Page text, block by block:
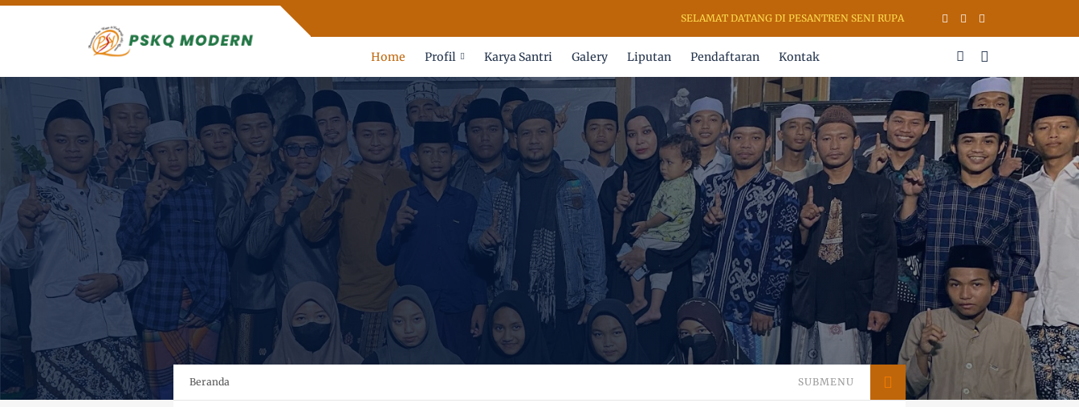
SELAMAT DATANG DI PESANTREN SENI RUPA & KALIGRAFI AL QURAN (PSKQ MODERN)
Home Profil Karya Santri Galery Liputan Pendaftaran Kontak
Beranda SUBMENU